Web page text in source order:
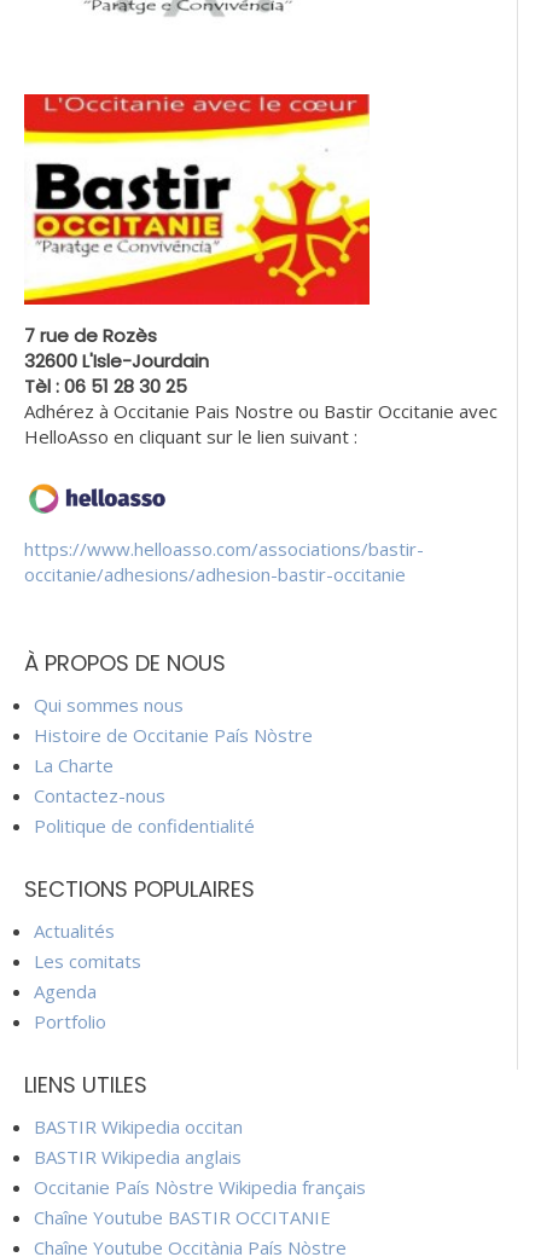
7 rue de Rozès
32600 L'Isle-Jourdain
Tèl : 06 51 28 30 25
Adhérez à Occitanie Pais Nostre ou Bastir Occitanie avec
HelloAsso en cliquant sur le lien suivant :
https://www.helloasso.com/associations/bastir-
occitanie/adhesions/adhesion-bastir-occitanie
À PROPOS DE NOUS
Qui sommes nous
Histoire de Occitanie País Nòstre
La Charte
Contactez-nous
Politique de confidentialité
SECTIONS POPULAIRES
Actualités
Les comitats
Agenda
Portfolio
LIENS UTILES
BASTIR Wikipedia occitan
BASTIR Wikipedia anglais
Occitanie País Nòstre Wikipedia français
Chaîne Youtube BASTIR OCCITANIE
Chaîne Youtube Occitània País Nòstre